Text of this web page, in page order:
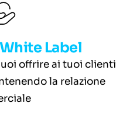
Label
offrire ai tuoi clienti
la relazione